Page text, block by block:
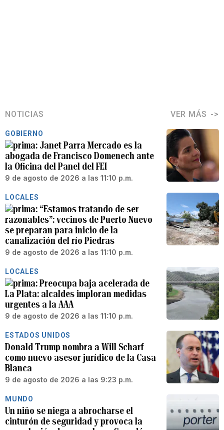
NOTICIAS VER MÁS
GOBIERNO
Janet Parra Mercado es la
abogada de Francisco Domenech ante
la Oficina del Panel del FEI
9 de agosto de 2026 a las 11:10 p.m.
LOCALES
“Estamos tratando de ser
razonables”: vecinos de Puerto Nuevo
se preparan para inicio de la
canalización del río Piedras
9 de agosto de 2026 a las 11:10 p.m.
LOCALES
Preocupa baja acelerada de
La Plata: alcaldes imploran medidas
urgentes a la AAA
9 de agosto de 2026 a las 11:10 p.m.
ESTADOS UNIDOS
Donald Trump nombra a Will Scharf
como nuevo asesor jurídico de la Casa
Blanca
9 de agosto de 2026 a las 9:23 p.m.
MUNDO
Un niño se niega a abrocharse el
cinturón de seguridad y provoca la